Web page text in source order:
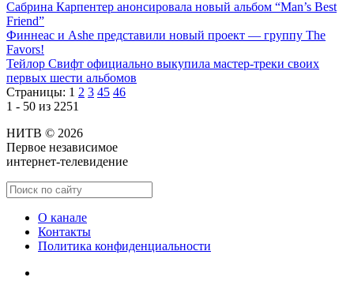
Сабрина Карпентер анонсировала новый альбом “Man’s Best
Friend”
Финнеас и Ashe представили новый проект — группу The
Favors!
Тейлор Свифт официально выкупила мастер-треки своих
первых шести альбомов
Страницы: 1 2 3 45 46
1 - 50 из 2251
НИТВ © 2026
Первое независимое
интернет-телевидение
О канале
Контакты
Политика конфиденциальности